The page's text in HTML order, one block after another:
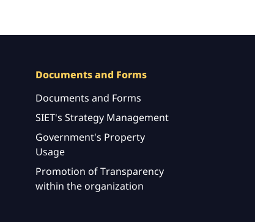
Documents and Forms
Documents and Forms
SIET's Strategy Management
Government's Property
Usage
Promotion of Transparency
within the organization